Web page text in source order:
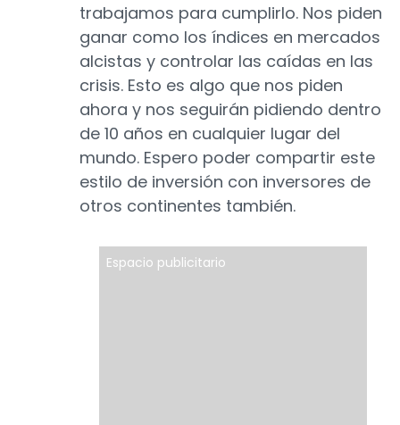
trabajamos para cumplirlo. Nos piden
ganar como los índices en mercados
alcistas y controlar las caídas en las
crisis. Esto es algo que nos piden
ahora y nos seguirán pidiendo dentro
de 10 años en cualquier lugar del
mundo. Espero poder compartir este
estilo de inversión con inversores de
otros continentes también.
Espacio publicitario